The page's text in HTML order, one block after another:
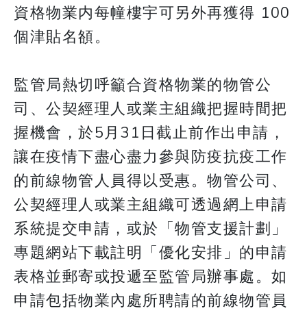
資格物業内每幢樓宇可另外再獲得 100
個津貼名頟。
監管局熱切呼籲合資格物業的物管公
司、公契經理人或業主組織把握時間把
握機會，於5月31日截止前作出申請，
讓在疫情下盡心盡力參與防疫抗疫工作
的前線物管人員得以受惠。物管公司、
公契經理人或業主組織可透過網上申請
系統提交申請，或於「物管支援計劃」
專題網站下載註明「優化安排」的申請
表格並郵寄或投遞至監管局辦事處。如
申請包括物業內處所聘請的前線物管員